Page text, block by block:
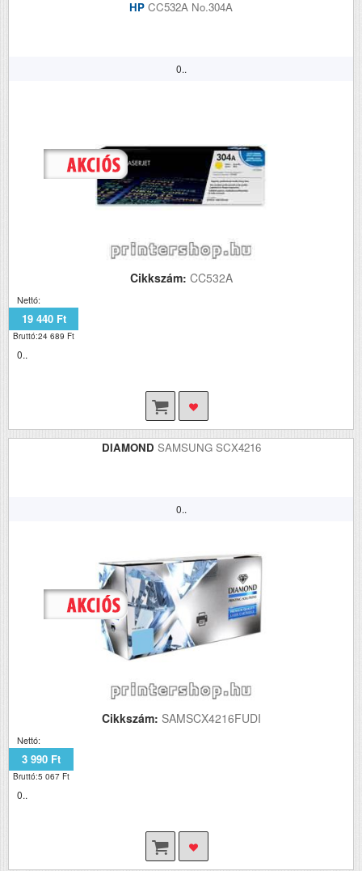
HP CC532A No.304A
0..
Cikkszám: CC532A
Nettó:
19 440 Ft
Bruttó:24 689 Ft
0..
DIAMOND SAMSUNG SCX4216
0..
Cikkszám: SAMSCX4216FUDI
Nettó:
3 990 Ft
Bruttó:5 067 Ft
0..